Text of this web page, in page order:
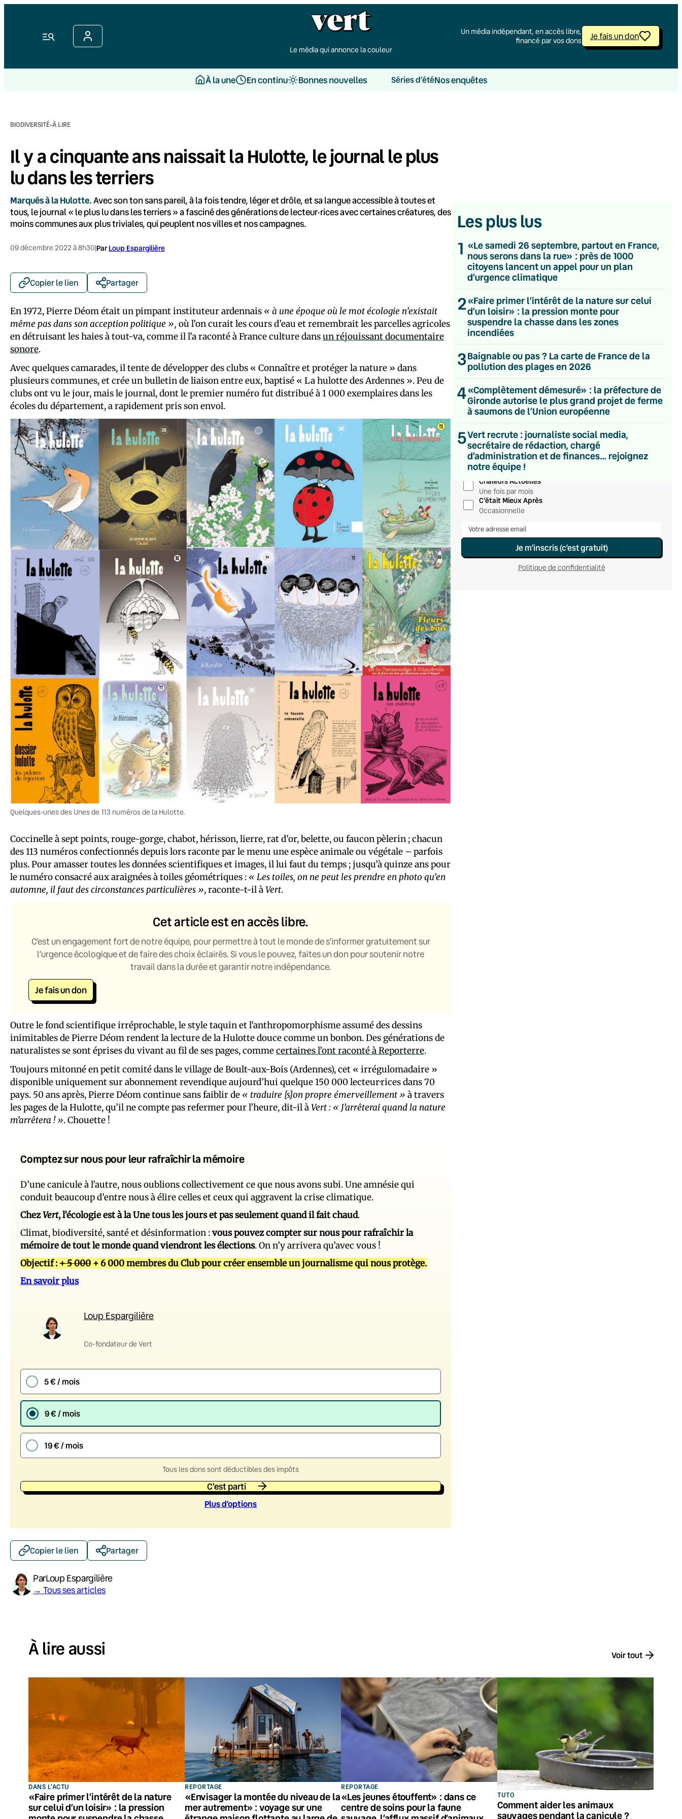
Menu
Le média qui annonce la couleur
Un média indépendant, en accès libre,
financé par vos dons
Je fais un don
À la une En continu Bonnes nouvelles Séries d’étéNos enquêtes
BIODIVERSITÉ·À LIRE
Il y a cinquante ans naissait la Hulotte, le journal le plus
lu dans les terriers
Marqués à la Hulotte.Avec son ton sans pareil, à la fois tendre, léger et drôle, et sa langue accessible à toutes et
tous, le journal « le plus lu dans les terriers » a fasciné des générations de lecteur·rices avec certaines créatures, des
moins communes aux plus triviales, qui peuplent nos villes et nos campagnes.
09 décembre 2022 à 8h30|Par Loup Espargilière
Copier le lien Partager
En 1972, Pierre Déom était un pimpant instituteur ardennais « à une époque où le mot écologie n’existait
même pas dans son acception politique », où l’on curait les cours d’eau et remembrait les parcelles agricoles
en détruisant les haies à tout-va, comme il l’a raconté à France culture dansun réjouissant documentaire
sonore.
Avec quelques camarades, il tente de développer des clubs « Connaître et protéger la nature » dans
plusieurs communes, et crée un bulletin de liaison entre eux, baptisé « La hulotte des Ardennes ». Peu de
clubs ont vu le jour, mais le journal, dont le premier numéro fut distribué à 1 000 exemplaires dans les
écoles du département, a rapidement pris son envol.
Quelques-unes des Unes de 113 numéros de la Hulotte.
Coccinelle à sept points, rouge-gorge, chabot, hérisson, lierre, rat d’or, belette, ou faucon pèlerin ; chacun
des 113 numéros confectionnés depuis lors raconte par le menu une espèce animale ou végétale – parfois
plus. Pour amasser toutes les données scientifiques et images, il lui faut du temps ; jusqu’à quinze ans pour
le numéro consacré aux araignées à toiles géométriques : « Les toiles, on ne peut les prendre en photo qu’en
automne, il faut des circonstances particulières », raconte-t-il àVert.
Cet article est en accès libre.
C’est un engagement fort de notre équipe, pour permettre à tout le monde de s’informer gratuitement sur
l’urgence écologique et de faire des choix éclairés. Si vous le pouvez, faites un don pour soutenir notre
travail dans la durée et garantir notre indépendance.
Je fais un don
Outre le fond scientifique irréprochable, le style taquin et l’anthropomorphisme assumé des dessins
inimitables de Pierre Déom rendent la lecture de la Hulotte douce comme un bonbon. Des générations de
naturalistes se sont éprises du vivant au fil de ses pages, commecertain·es l’ont raconté à Reporterre.
Toujours mitonné en petit comité dans le village de Boult-aux-Bois (Ardennes), cet « irrégulomadaire »
disponible uniquement sur abonnement revendique aujourd’hui quelque 150 000 lecteur·rices dans 70
pays. 50 ans après, Pierre Déom continue sans faiblir de « traduire [s]on propre émerveillement » à travers
les pages de la Hulotte, qu’il ne compte pas refermer pour l’heure, dit-il àVert : « J’arrêterai quand la nature
m’arrêtera ! ». Chouette !
Comptez sur nous pour leur rafraîchir la mémoire
D’une canicule à l’autre, nous oublions collectivement ce que nous avons subi. Une amnésie qui
conduit beaucoup d’entre nous à élire celles et ceux qui aggravent la crise climatique.
ChezVert, l’écologie est à la Une tous les jours et pas seulement quand il fait chaud.
Climat, biodiversité, santé et désinformation :vous pouvez compter sur nous pour rafraîchir la
mémoire de tout le monde quand viendront les élections. On n’y arrivera qu’avec vous !
Objectif :+ 5 000 + 6 000 membres du Club pour créer ensemble un journalisme qui nous protège.
En savoir plus
Loup Espargilière
Co-fondateur de Vert
5 € / mois
9 € / mois
19 € / mois
Tous les dons sont déductibles des impôts
C'est parti
Plus d’options
Copier le lien Partager
ParLoup Espargilière
→ Tous ses articles
Les plus lus
1 «Le samedi 26 septembre, partout en France,
nous serons dans la rue» : près de 1000
citoyens lancent un appel pour un plan
d’urgence climatique
2«Faire primer l’intérêt de la nature sur celui
d’un loisir» : la pression monte pour
suspendre la chasse dans les zones
incendiées
3Baignable ou pas ? La carte de France de la
pollution des plages en 2026
4«Complètement démesuré» : la préfecture de
Gironde autorise le plus grand projet de ferme
à saumons de l’Union européenne
5Vert recrute : journaliste social media,
secrétaire de rédaction, chargé
d’administration et de finances… rejoignez
notre équipe !
💌 Inscrivez-vous à nos newsletters
Quotidienne
Du lundi au vendredi
Hebdomadaire
Le samedi
Chaleurs Actuelles
Une fois par mois
C’était Mieux Après
Occasionnelle
Je m’inscris (c’est gratuit)
Politique de confidentialité
À lire aussi Voir tout
DANS L'ACTU
«Faire primer l’intérêt de la nature
sur celui d’un loisir» : la pression
REPORTAGE
«Envisager la montée du niveau de la
mer autrement» : voyage sur une
REPORTAGE
«Les jeunes étouffent» : dans ce
centre de soins pour la faune
TUTO
Comment aider les animaux
sauvages pendant la canicule ?